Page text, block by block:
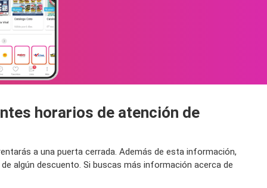
horarios de atención de
a una puerta cerrada. Además de esta información,
algún descuento. Si buscas más información acerca de